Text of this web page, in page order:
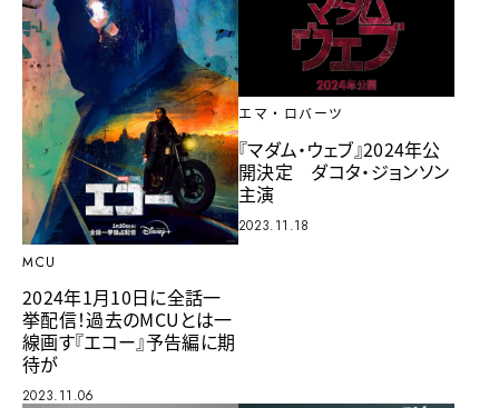
MCU
2024年1月10日に全話一
挙配信！過去のMCUとは一
線画す『エコー』予告編に期
待が
2023.11.06
エマ・ロバーツ
『マダム・ウェブ』2024年公
開決定 ダコタ・ジョンソン
主演
2023.11.18